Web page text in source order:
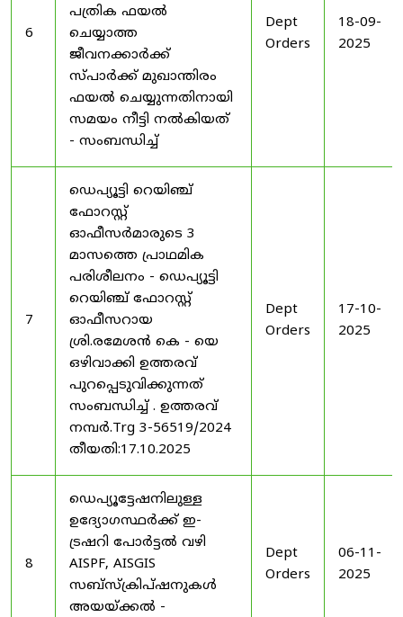
6
പത്രിക ഫയൽ
ചെയ്യാത്ത
ജീവനക്കാർക്ക്
സ്പാർക്ക് മുഖാന്തിരം
ഫയൽ ചെയ്യുന്നതിനായി
സമയം നീട്ടി നൽകിയത്
- സംബന്ധിച്ച്
Dept
Orders
18-09-
2025
7
ഡെപ്യൂട്ടി റെയിഞ്ച്
ഫോറസ്റ്റ്
ഓഫീസർമാരുടെ 3
മാസത്തെ പ്രാഥമിക
പരിശീലനം - ഡെപ്യൂട്ടി
റെയിഞ്ച് ഫോറസ്റ്റ്
ഓഫീസറായ
ശ്രി.രമേശൻ കെ - യെ
ഒഴിവാക്കി ഉത്തരവ്
പുറപ്പെടുവിക്കുന്നത്
സംബന്ധിച്ച് . ഉത്തരവ്
നമ്പർ.Trg 3-56519/2024
തീയതി:17.10.2025
Dept
Orders
17-10-
2025
8
ഡെപ്യൂട്ടേഷനിലുള്ള
ഉദ്യോഗസ്ഥർക്ക് ഇ-
ട്രഷറി പോർട്ടൽ വഴി
AISPF, AISGIS
സബ്‌സ്‌ക്രിപ്‌ഷനുകൾ
അയയ്ക്കൽ -
Dept
Orders
06-11-
2025